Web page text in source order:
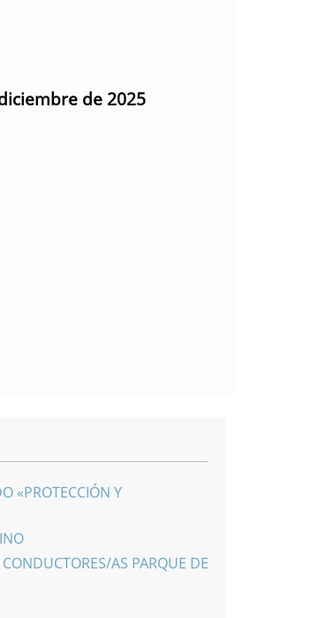
de 2025
«PROTECCIÓN Y
AS PARQUE DE